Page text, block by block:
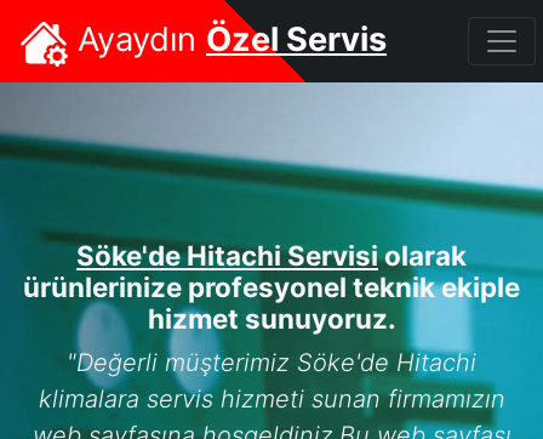
Ayaydın Özel Servis
Söke'de Hitachi Servisiolarak
ürünlerinize profesyonel teknik ekiple
hizmet sunuyoruz.
"Değerli müşterimiz Söke'de Hitachi
klimalara servis hizmeti sunan firmamızın